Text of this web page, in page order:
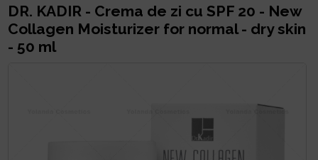
DR. KADIR - Crema de zi cu SPF 20 - New
Collagen Moisturizer for normal - dry skin
- 50 ml